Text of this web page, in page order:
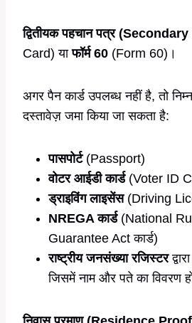
द्वितीयक पहचान पत्र
Card) याफॉर्म 60 (Form 60)।
अगर पैन कार्ड उपलब्ध नहीं है, तो
दस्तावेज़ जमा किया जा सकता है:
पासपोर्ट(Passport)
वोटर आईडी कार्ड(Voter ID
ड्राइविंग लाइसेंस(Driving
NREGA कार्ड(National
Guarantee Act कार्ड)
राष्ट्रीय जनसंख्या रजिस्टर
जिसमें नाम और पते का विवरण